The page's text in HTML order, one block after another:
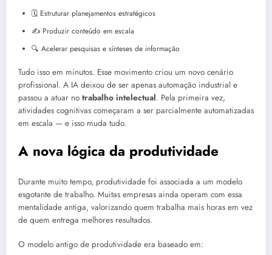
🗓️ Estruturar planejamentos estratégicos
✍️ Produzir conteúdo em escala
🔍 Acelerar pesquisas e sínteses de informação
Tudo isso em minutos. Esse movimento criou um novo cenário
profissional. A IA deixou de ser apenas automação industrial e
passou a atuar no trabalho intelectual. Pela primeira vez,
atividades cognitivas começaram a ser parcialmente automatizadas
em escala — e isso muda tudo.
A nova lógica da produtividade
Durante muito tempo, produtividade foi associada a um modelo
esgotante de trabalho. Muitas empresas ainda operam com essa
mentalidade antiga, valorizando quem trabalha mais horas em vez
de quem entrega melhores resultados.
O modelo antigo de produtividade era baseado em: